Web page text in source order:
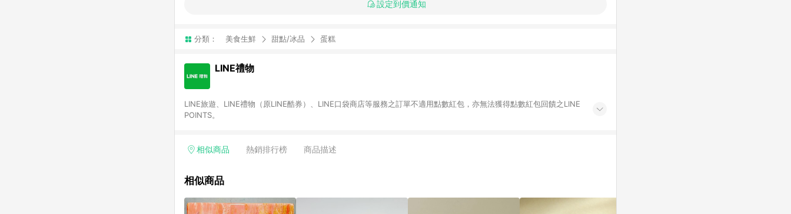
設定到價通知
分類： 美食生鮮 甜點/冰品 蛋糕
LINE禮物
LINE旅遊、LINE禮物（原LINE酷券）、LINE口袋商店等服務之訂單不適用點數紅包，亦無法獲得點數紅包回饋之LINE
POINTS。
相似商品 熱銷排行榜 商品描述
相似商品